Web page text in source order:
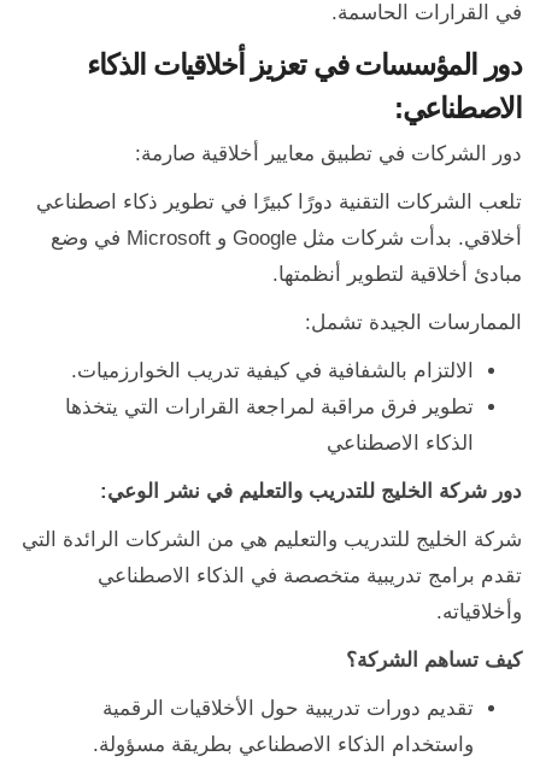
في القرارات الحاسمة.
دور المؤسسات في تعزيز أخلاقيات الذكاء
الاصطناعي:
دور الشركات في تطبيق معايير أخلاقية صارمة:
تلعب الشركات التقنية دورًا كبيرًا في تطوير ذكاء اصطناعي
أخلاقي. بدأت شركات مثل Google و Microsoft في وضع
مبادئ أخلاقية لتطوير أنظمتها.
الممارسات الجيدة تشمل:
الالتزام بالشفافية في كيفية تدريب الخوارزميات.
تطوير فرق مراقبة لمراجعة القرارات التي يتخذها
الذكاء الاصطناعي
دور شركة الخليج للتدريب والتعليم في نشر الوعي:
شركة الخليج للتدريب والتعليم هي من الشركات الرائدة التي
تقدم برامج تدريبية متخصصة في الذكاء الاصطناعي
وأخلاقياته.
كيف تساهم الشركة؟
تقديم دورات تدريبية حول الأخلاقيات الرقمية
واستخدام الذكاء الاصطناعي بطريقة مسؤولة.